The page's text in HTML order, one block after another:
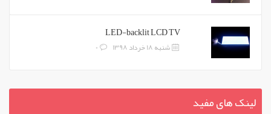
LED-backlit LCD TV
شنبه 18 خرداد 1398 0
لینک های مفید